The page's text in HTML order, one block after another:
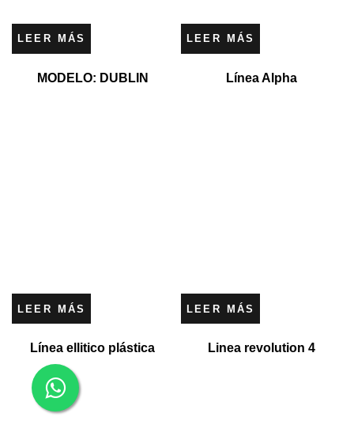
LEER MÁS
MODELO: DUBLIN
LEER MÁS
Línea Alpha
LEER MÁS
Línea ellitico plástica
LEER MÁS
Linea revolution 4